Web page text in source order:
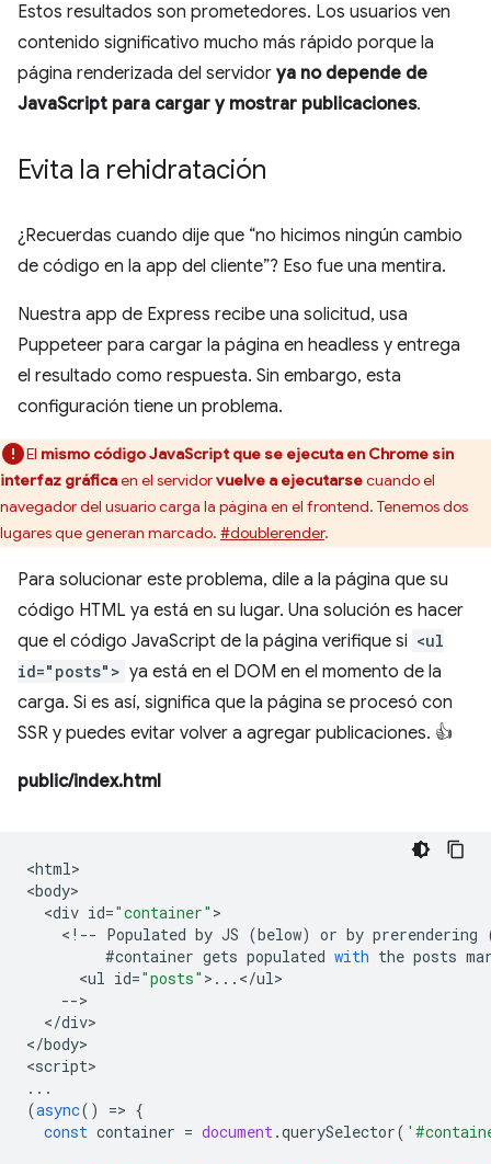
Estos resultados son prometedores. Los usuarios ven
contenido significativo mucho más rápido porque la
página renderizada del servidor ya no depende de
JavaScript para cargar y mostrar publicaciones.
Evita la rehidratación
¿Recuerdas cuando dije que “no hicimos ningún cambio
de código en la app del cliente”? Eso fue una mentira.
Nuestra app de Express recibe una solicitud, usa
Puppeteer para cargar la página en headless y entrega
el resultado como respuesta. Sin embargo, esta
configuración tiene un problema.
El mismo código JavaScript que se ejecuta en Chrome sin
interfaz gráficaen el servidorvuelve a ejecutarsecuando el
navegador del usuario carga la página en el frontend. Tenemos dos
lugares que generan marcado. #doublerender.
Para solucionar este problema, dile a la página que su
código HTML ya está en su lugar. Una solución es hacer
que el código JavaScript de la página verifique si <ul
id="posts"> ya está en el DOM en el momento de la
carga. Si es así, significa que la página se procesó con
SSR y puedes evitar volver a agregar publicaciones. 👍
public/index.html
<html>
<body
<div id="container"
< !-- Populated by JS (below) or by prerendering
#container gets populated with the posts
<ul id="posts" > ... </ul
--
</div>
</body>
<script
...
(async() => {
const container = document.querySelector(